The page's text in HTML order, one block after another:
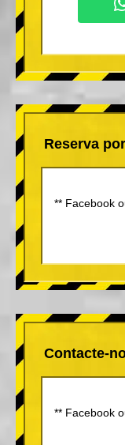
Reserva
** Facebook
Contacte-
** Facebook